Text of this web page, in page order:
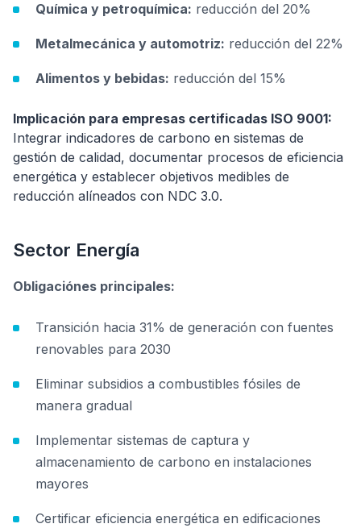
Química y petroquímica: reducción del 20%
Metalmecánica y automotriz: reducción del 22%
Alimentos y bebidas: reducción del 15%
Implicación para empresas certificadas ISO 9001:
Integrar indicadores de carbono en sistemas de
gestión de calidad, documentar procesos de eficiencia
energética y establecer objetivos medibles de
reducción alíneados con NDC 3.0.
Sector Energía
Obligaciónes principales:
Transición hacia 31% de generación con fuentes
renovables para 2030
Eliminar subsidios a combustibles fósiles de
manera gradual
Implementar sistemas de captura y
almacenamiento de carbono en instalaciones
mayores
Certificar eficiencia energética en edificaciones